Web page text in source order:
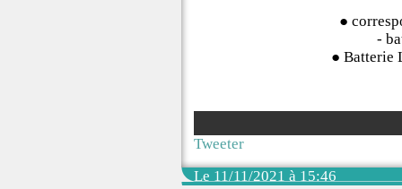
●
-
● Batterie
Tweeter
Le 11/11/2021 à 15:46